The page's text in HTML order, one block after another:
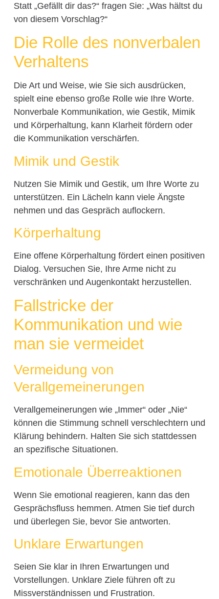
Statt „Gefällt dir das?“ fragen Sie: „Was hältst du
von diesem Vorschlag?“
Die Rolle des nonverbalen
Verhaltens
Die Art und Weise, wie Sie sich ausdrücken,
spielt eine ebenso große Rolle wie Ihre Worte.
Nonverbale Kommunikation, wie Gestik, Mimik
und Körperhaltung, kann Klarheit fördern oder
die Kommunikation verschärfen.
Mimik und Gestik
Nutzen Sie Mimik und Gestik, um Ihre Worte zu
unterstützen. Ein Lächeln kann viele Ängste
nehmen und das Gespräch auflockern.
Körperhaltung
Eine offene Körperhaltung fördert einen positiven
Dialog. Versuchen Sie, Ihre Arme nicht zu
verschränken und Augenkontakt herzustellen.
Fallstricke der
Kommunikation und wie
man sie vermeidet
Vermeidung von
Verallgemeinerungen
Verallgemeinerungen wie „Immer“ oder „Nie“
können die Stimmung schnell verschlechtern und
Klärung behindern. Halten Sie sich stattdessen
an spezifische Situationen.
Emotionale Überreaktionen
Wenn Sie emotional reagieren, kann das den
Gesprächsfluss hemmen. Atmen Sie tief durch
und überlegen Sie, bevor Sie antworten.
Unklare Erwartungen
Seien Sie klar in Ihren Erwartungen und
Vorstellungen. Unklare Ziele führen oft zu
Missverständnissen und Frustration.